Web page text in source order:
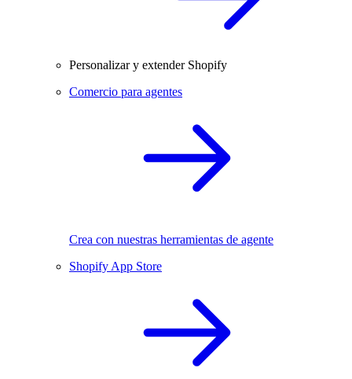
Personalizar y extender Shopify
Comercio para agentes
Crea con nuestras herramientas de agente
Shopify App Store